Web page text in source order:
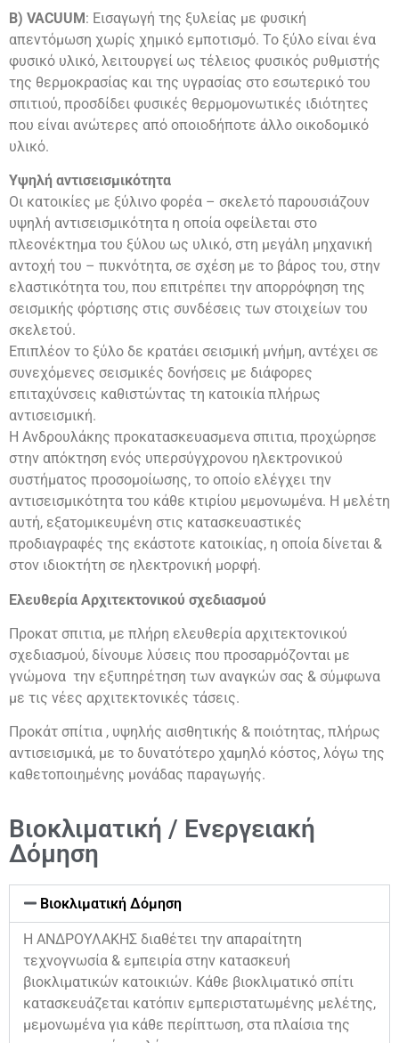
Β) VACUUM: Εισαγωγή της ξυλείας με φυσική
απεντόμωση χωρίς χημικό εμποτισμό. Το ξύλο είναι ένα
φυσικό υλικό, λειτουργεί ως τέλειος φυσικός ρυθμιστής
της θερμοκρασίας και της υγρασίας στο εσωτερικό του
σπιτιού, προσδίδει φυσικές θερμομονωτικές ιδιότητες
που είναι ανώτερες από οποιοδήποτε άλλο οικοδομικό
υλικό.
Υψηλή αντισεισμικότητα
Οι κατοικίες με ξύλινο φορέα – σκελετό παρουσιάζουν
υψηλή αντισεισμικότητα η οποία οφείλεται στο
πλεονέκτημα του ξύλου ως υλικό, στη μεγάλη μηχανική
αντοχή του – πυκνότητα, σε σχέση με το βάρος του, στην
ελαστικότητα του, που επιτρέπει την απορρόφηση της
σεισμικής φόρτισης στις συνδέσεις των στοιχείων του
σκελετού.
Επιπλέον το ξύλο δε κρατάει σεισμική μνήμη, αντέχει σε
συνεχόμενες σεισμικές δονήσεις με διάφορες
επιταχύνσεις καθιστώντας τη κατοικία πλήρως
αντισεισμική.
Η Ανδρουλάκης προκατασκευασμενα σπιτια, προχώρησε
στην απόκτηση ενός υπερσύγχρονου ηλεκτρονικού
συστήματος προσομοίωσης, το οποίο ελέγχει την
αντισεισμικότητα του κάθε κτιρίου μεμονωμένα. Η μελέτη
αυτή, εξατομικευμένη στις κατασκευαστικές
προδιαγραφές της εκάστοτε κατοικίας, η οποία δίνεται &
στον ιδιοκτήτη σε ηλεκτρονική μορφή.
Ελευθερία Αρχιτεκτονικού σχεδιασμού
Προκατ σπιτια, με πλήρη ελευθερία αρχιτεκτονικού
σχεδιασμού, δίνουμε λύσεις που προσαρμόζονται με
γνώμονα την εξυπηρέτηση των αναγκών σας & σύμφωνα
με τις νέες αρχιτεκτονικές τάσεις.
Προκάτ σπίτια , υψηλής αισθητικής & ποιότητας, πλήρως
αντισεισμικά, με το δυνατότερο χαμηλό κόστος, λόγω της
καθετοποιημένης μονάδας παραγωγής.
Βιοκλιματική / Ενεργειακή
Δόμηση
Βιοκλιματική Δόμηση
Η ΑΝΔΡΟΥΛΑΚΗΣ διαθέτει την απαραίτητη
τεχνογνωσία & εμπειρία στην κατασκευή
βιοκλιματικών κατοικιών. Κάθε βιοκλιματικό σπίτι
κατασκευάζεται κατόπιν εμπεριστατωμένης μελέτης,
μεμονωμένα για κάθε περίπτωση, στα πλαίσια της